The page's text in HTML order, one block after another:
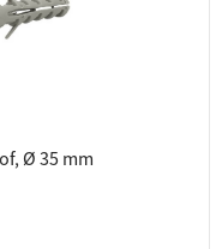
Ø 35 mm